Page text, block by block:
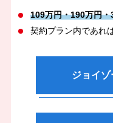
109万円・190万円
契約プラン内であれ
ジョイ